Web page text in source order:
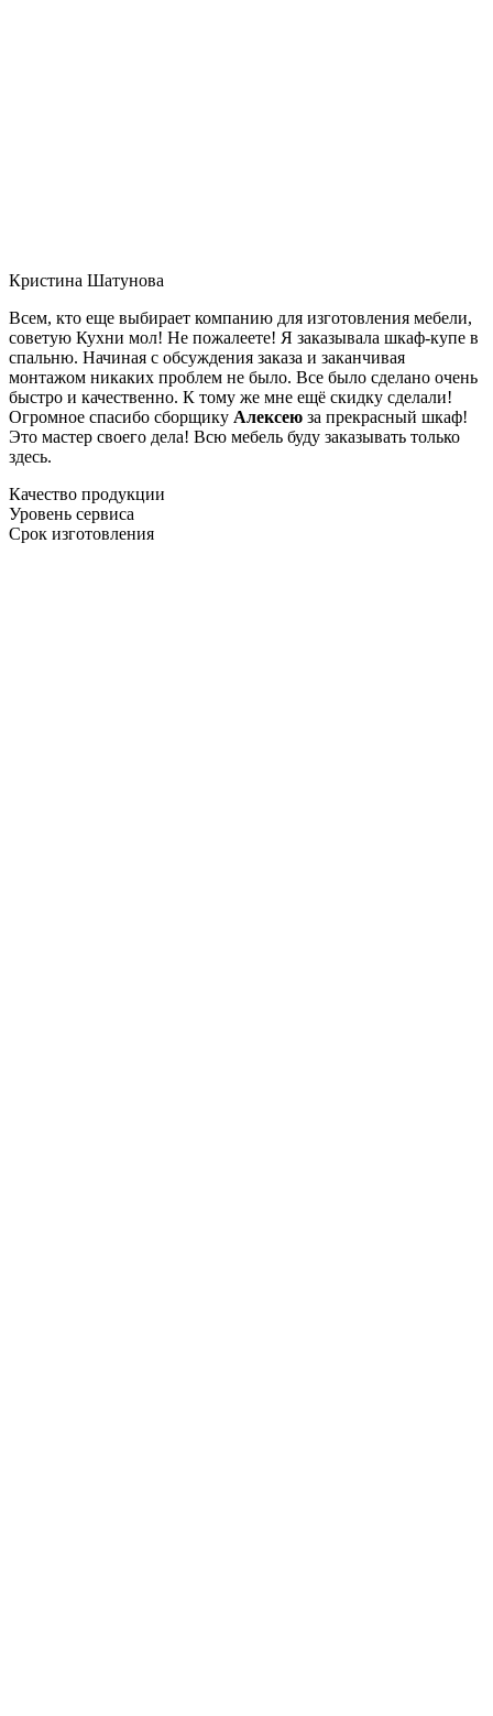
Кристина Шатунова
Всем, кто еще выбирает компанию для изготовления мебели,
советую Кухни мол! Не пожалеете! Я заказывала шкаф-купе в
спальню. Начиная с обсуждения заказа и заканчивая
монтажом никаких проблем не было. Все было сделано очень
быстро и качественно. К тому же мне ещё скидку сделали!
Огромное спасибо сборщику Алексею за прекрасный шкаф!
Это мастер своего дела! Всю мебель буду заказывать только
здесь.
Качество продукции
Уровень сервиса
Срок изготовления